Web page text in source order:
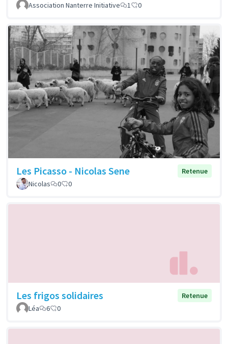
Association Nanterre Initiative
1 0
Les Picasso - Nicolas Sene
Retenue
Nicolas
0 0
Les frigos solidaires
Retenue
Léa
6 0